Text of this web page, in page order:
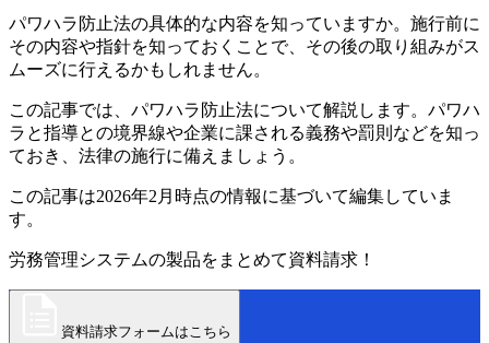
パワハラ防止法の具体的な内容を知っていますか。施行前に
その内容や指針を知っておくことで、その後の取り組みがス
ムーズに行えるかもしれません。
この記事では、パワハラ防止法について解説します。パワハ
ラと指導との境界線や企業に課される義務や罰則などを知っ
ておき、法律の施行に備えましょう。
この記事は2026年2月時点の情報に基づいて編集していま
す。
労務管理システムの製品をまとめて資料請求！
資料請求フォームはこちら